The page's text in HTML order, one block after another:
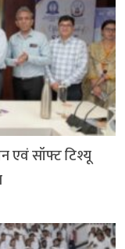
एवं सॉफ्ट टिश्यू